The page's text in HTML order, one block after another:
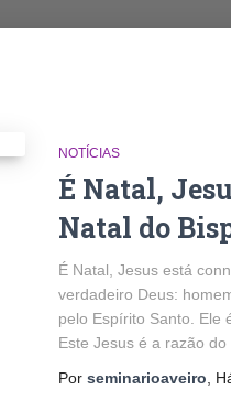
NOTÍCIAS
É Natal,
Natal do
É Natal, Jesus está
verdadeiro Deus:
pelo Espírito Santo. Ele
Este Jesus é a razão
Por seminarioaveiro ,